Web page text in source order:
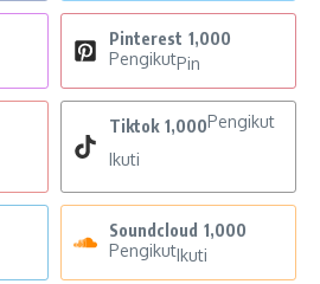
Pinterest 1,000
PengikutPin
Tiktok 1,000Pengikut
Ikuti
Soundcloud 1,000
PengikutIkuti